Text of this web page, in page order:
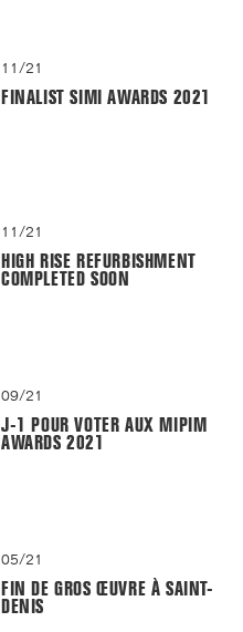
11/21
FINALIST SIMI AWARDS 2021
11/21
HIGH RISE REFURBISHMENT
COMPLETED SOON
09/21
J-1 POUR VOTER AUX MIPIM
AWARDS 2021
05/21
FIN DE GROS ŒUVRE À SAINT-
DENIS